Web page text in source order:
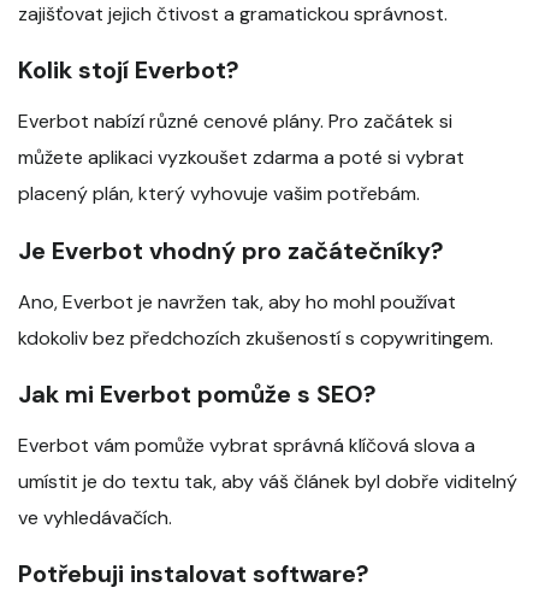
zajišťovat jejich čtivost a gramatickou správnost.
Kolik stojí Everbot?
Everbot nabízí různé cenové plány. Pro začátek si
můžete aplikaci vyzkoušet zdarma a poté si vybrat
placený plán, který vyhovuje vašim potřebám.
Je Everbot vhodný pro začátečníky?
Ano, Everbot je navržen tak, aby ho mohl používat
kdokoliv bez předchozích zkušeností s copywritingem.
Jak mi Everbot pomůže s SEO?
Everbot vám pomůže vybrat správná klíčová slova a
umístit je do textu tak, aby váš článek byl dobře viditelný
ve vyhledávačích.
Potřebuji instalovat software?